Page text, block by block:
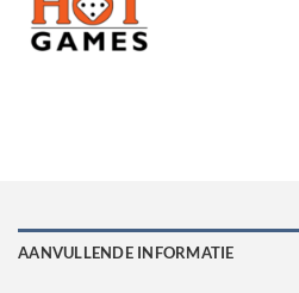
AANVULLENDE INFORMATIE